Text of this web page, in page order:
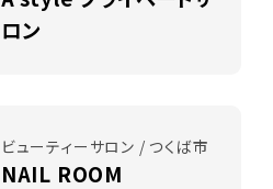
ロン
ビューティーサロン / つくば市
NAIL ROOM